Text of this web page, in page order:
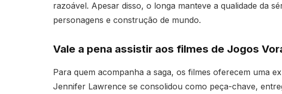
razoável. Apesar disso, o longa manteve a qualidade da
personagens e construção de mundo.
Vale a pena assistir aos filmes de Jogos
Para quem acompanha a saga, os filmes oferecem uma
Jennifer Lawrence se consolidou como peça-chave,